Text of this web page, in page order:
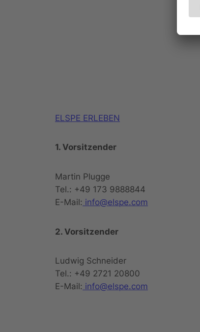
ELSPE ERLEBEN
1. Vorsitzender
Martin Plugge
Tel.: +49 173 9888844
E-Mail: info@elspe.com
2. Vorsitzender
Ludwig Schneider
Tel.: +49 2721 20800
E-Mail: info@elspe.com